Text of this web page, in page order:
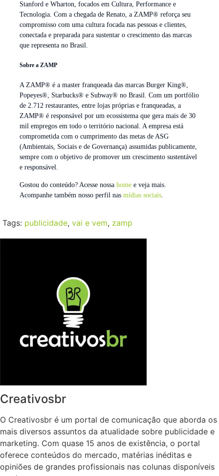
Stanford e Wharton, focados em Cultura, Performance e
Tecnologia. Com a chegada de Renato, a ZAMP® reforça seu
compromisso com uma cultura focada nas pessoas e clientes,
conectada e preparada para sustentar o crescimento das marcas
que representa no Brasil.
Sobre a ZAMP
A ZAMP® é a master franqueada das marcas Burger King®,
Popeyes®, Starbucks® e Subway® no Brasil. Com um portfólio
de 2.712 restaurantes, entre lojas próprias e franqueadas, a
ZAMP® é responsável por um ecossistema que gera mais de 30
mil empregos em todo o território nacional. A empresa está
comprometida com o cumprimento das metas de ASG
(Ambientais, Sociais e de Governança) assumidas publicamente,
sempre com o objetivo de promover um crescimento sustentável
e responsável.
Gostou do conteúdo? Acesse nossa home e veja mais.
Acompanhe também nosso perfil nas mídias sociais
Tags: publicidade, vai e vem, zamp
Creativosbr
O Creativosbr é um portal de comunicação que aborda os
mais diversos assuntos da atualidade sobre publicidade e
marketing. Com quase 15 anos de existência, o portal
oferece conteúdos do mercado, matérias inéditas e
opiniões de grandes profissionais nas colunas disponíveis